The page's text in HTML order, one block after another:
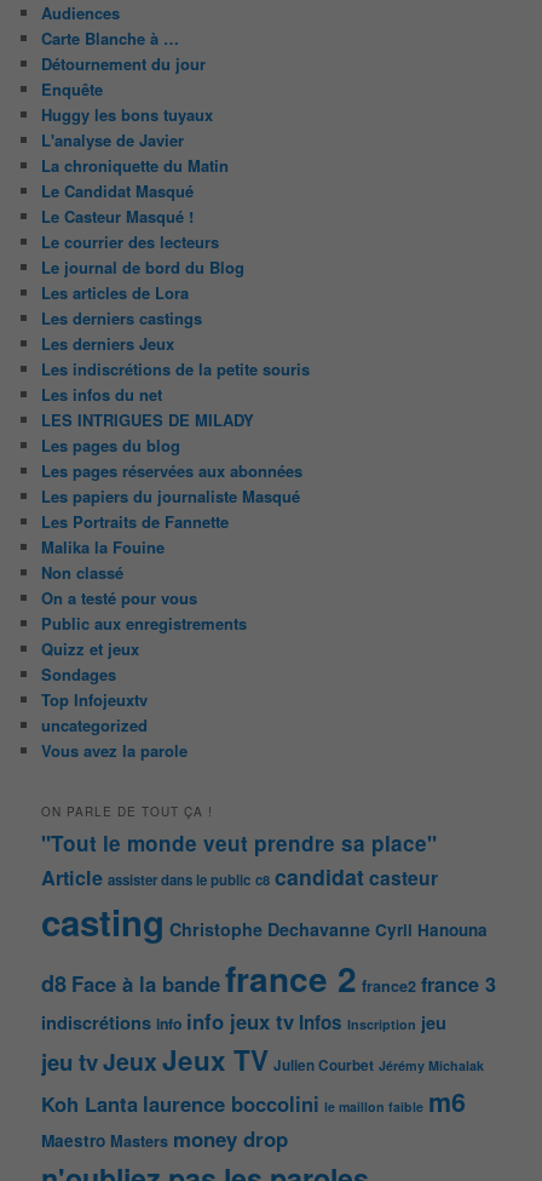
Audiences
Carte Blanche à …
Détournement du jour
Enquête
Huggy les bons tuyaux
L'analyse de Javier
La chroniquette du Matin
Le Candidat Masqué
Le Casteur Masqué !
Le courrier des lecteurs
Le journal de bord du Blog
Les articles de Lora
Les derniers castings
Les derniers Jeux
Les indiscrétions de la petite souris
Les infos du net
LES INTRIGUES DE MILADY
Les pages du blog
Les pages réservées aux abonnées
Les papiers du journaliste Masqué
Les Portraits de Fannette
Malika la Fouine
Non classé
On a testé pour vous
Public aux enregistrements
Quizz et jeux
Sondages
Top Infojeuxtv
uncategorized
Vous avez la parole
ON PARLE DE TOUT ÇA !
"Tout le monde veut prendre sa place"
Article assister dans le public c8 candidatcasteur
casting Christophe Dechavanne Cyril Hanouna
d8 Face à la bandefrance 2 france2 france 3
indiscrétions info info jeux tv Infos Inscription jeu
jeu tvJeuxJeux TV Julien Courbet Jérémy Michalak
Koh Lanta laurence boccolini le maillon faible m6
Maestro Masters money drop